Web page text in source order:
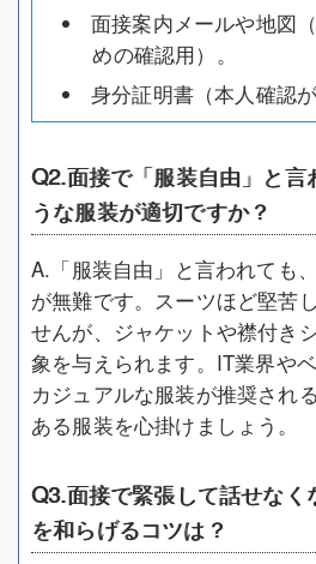
面接案内メールや地図
めの確認用）。
身分証明書（本人確認
Q2.面接で「服装自由」と言
うな服装が適切ですか？
A.「服装自由」と言われても
が無難です。スーツほど堅苦
せんが、ジャケットや襟付き
象を与えられます。IT業界や
カジュアルな服装が推奨され
ある服装を心掛けましょう。
Q3.面接で緊張して話せなく
を和らげるコツは？